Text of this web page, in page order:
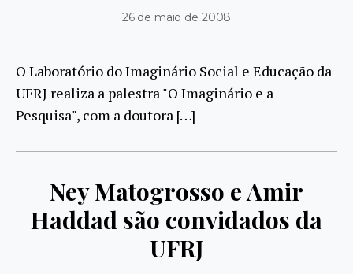
26 de maio de 2008
O Laboratório do Imaginário Social e Educação da
UFRJ realiza a palestra "O Imaginário e a
Pesquisa", com a doutora […]
Ney Matogrosso e Amir
Haddad são convidados da
UFRJ